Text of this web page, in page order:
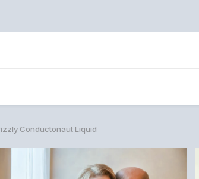
Conductonaut Liquid